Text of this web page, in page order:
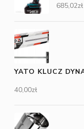
685,02zł
YATO KLUCZ
40,00zł